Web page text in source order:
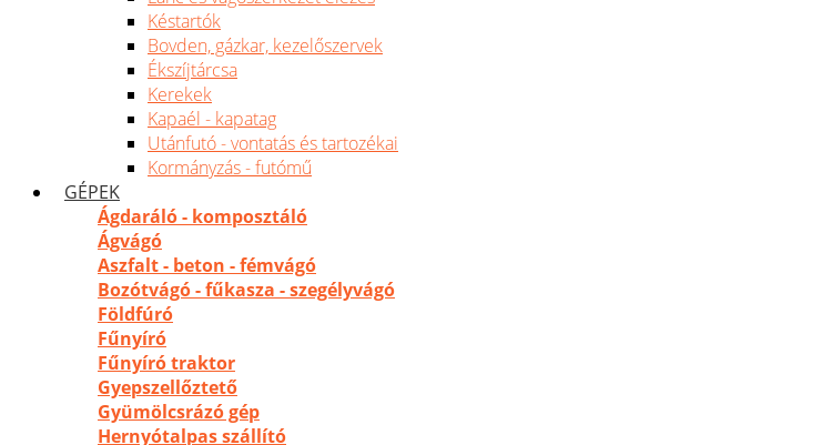
Késtartók
Bovden, gázkar, kezelőszervek
Ékszíjtárcsa
Kerekek
Kapaél - kapatag
Utánfutó - vontatás és tartozékai
Kormányzás - futómű
GÉPEK
Ágdaráló - komposztáló
Ágvágó
Aszfalt - beton - fémvágó
Bozótvágó - fűkasza - szegélyvágó
Földfúró
Fűnyíró
Fűnyíró traktor
Gyepszellőztető
Gyümölcsrázó gép
Hernyótalpas szállító